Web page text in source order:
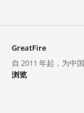
GreatFire
自 2011 年起，为中
浏览